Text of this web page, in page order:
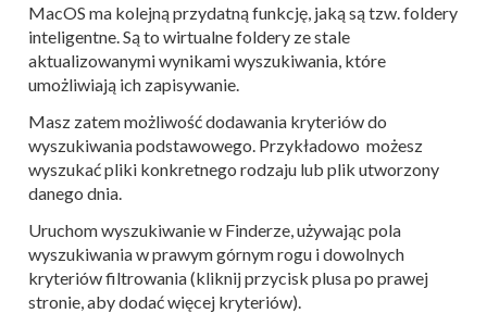
MacOS ma kolejną przydatną funkcję, jaką są tzw. foldery
inteligentne. Są to wirtualne foldery ze stale
aktualizowanymi wynikami wyszukiwania, które
umożliwiają ich zapisywanie.
Masz zatem możliwość dodawania kryteriów do
wyszukiwania podstawowego. Przykładowo możesz
wyszukać pliki konkretnego rodzaju lub plik utworzony
danego dnia.
Uruchom wyszukiwanie w Finderze, używając pola
wyszukiwania w prawym górnym rogu i dowolnych
kryteriów filtrowania (kliknij przycisk plusa po prawej
stronie, aby dodać więcej kryteriów).